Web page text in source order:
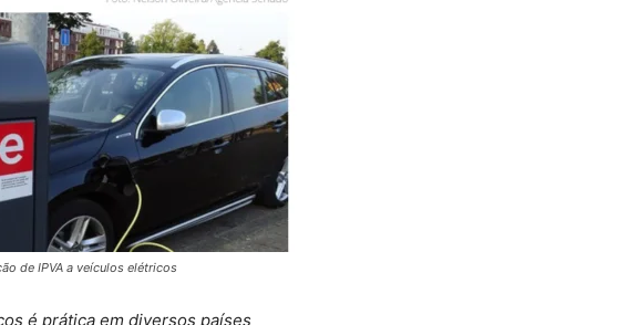
de IPVA a veículos elétricos
é prática em diversos países